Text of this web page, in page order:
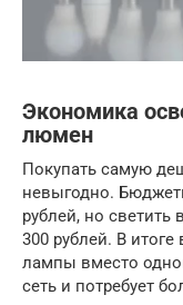
Экономика
люмен
Покупать самую
невыгодно.
рублей, но светить
300 рублей. В
лампы вместо
сеть и потребует